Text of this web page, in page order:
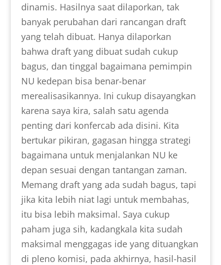
dinamis. Hasilnya saat dilaporkan, tak
banyak perubahan dari rancangan draft
yang telah dibuat. Hanya dilaporkan
bahwa draft yang dibuat sudah cukup
bagus, dan tinggal bagaimana pemimpin
NU kedepan bisa benar-benar
merealisasikannya. Ini cukup disayangkan
karena saya kira, salah satu agenda
penting dari konfercab ada disini. Kita
bertukar pikiran, gagasan hingga strategi
bagaimana untuk menjalankan NU ke
depan sesuai dengan tantangan zaman.
Memang draft yang ada sudah bagus, tapi
jika kita lebih niat lagi untuk membahas,
itu bisa lebih maksimal. Saya cukup
paham juga sih, kadangkala kita sudah
maksimal menggagas ide yang dituangkan
di pleno komisi, pada akhirnya, hasil-hasil